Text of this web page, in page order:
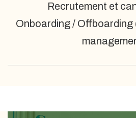
Recrutement et
Onboarding / Offboarding